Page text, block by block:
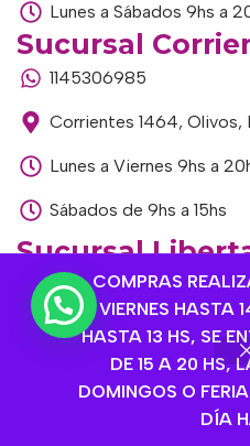
COMPRAS
VIERNES HASTA
HASTA 13 HS, SE
DE 15 A 20 HS,
DOMINGOS O
DÍA
Lunes a Sábados 9hs a
Sucursal
1145306985
Corrientes 1464, Olivos,
Lunes a Viernes 9hs a
Sábados de 9hs a 15hs
Sucursal
1168893524
Av. del Libertador 1915,
Buenos Aires
Lunes a Viernes de 9hs a